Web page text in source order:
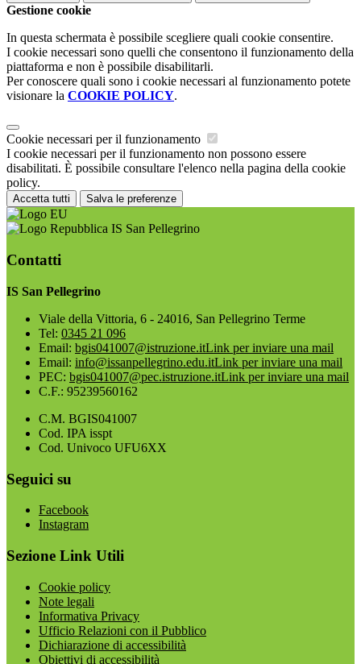
Gestione cookie
In questa schermata è possibile scegliere quali cookie consentire.
I cookie necessari sono quelli che consentono il funzionamento della
piattaforma e non è possibile disabilitarli.
Per conoscere quali sono i cookie necessari al funzionamento potete
visionare la COOKIE POLICY.
Cookie necessari per il funzionamento
I cookie necessari per il funzionamento non possono essere
disabilitati. È possibile consultare l'elenco nella pagina della cookie
policy.
Accetta tutti Salva le preferenze
IS San Pellegrino
Contatti
IS San Pellegrino
Viale della Vittoria, 6 - 24016, San Pellegrino Terme
Tel: 0345 21 096
Email: bgis041007@istruzione.itLink per inviare una mail
Email: info@issanpellegrino.edu.itLink per inviare una mail
PEC: bgis041007@pec.istruzione.itLink per inviare una mail
C.F.: 95239560162
C.M. BGIS041007
Cod. IPA isspt
Cod. Univoco UFU6XX
Seguici su
Facebook
Instagram
Sezione Link Utili
Cookie policy
Note legali
Informativa Privacy
Ufficio Relazioni con il Pubblico
Dichiarazione di accessibilità
Obiettivi di accessibilità